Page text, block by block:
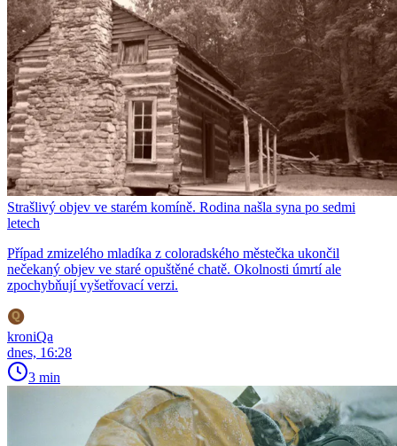
Strašlivý objev ve starém komíně. Rodina našla syna po sedmi
letech
Případ zmizelého mladíka z coloradského městečka ukončil
nečekaný objev ve staré opuštěné chatě. Okolnosti úmrtí ale
zpochybňují vyšetřovací verzi.
kroniQa
dnes, 16:28
3 min